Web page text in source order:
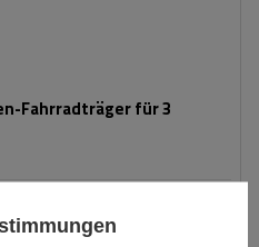
Fahrradträger für 3
166,99 €-16%